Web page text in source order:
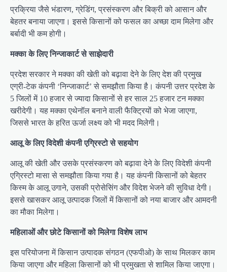
प्रक्रिया जैसे भंडारण, ग्रेडिंग, प्रसंस्करण और बिक्री को आसान और
बेहतर बनाया जाएगा। इससे किसानों को फसल का अच्छा दाम मिलेगा और
बर्बादी भी कम होगी।
मक्का के लिए निन्जाकार्ट से साझेदारी
प्रदेश सरकार ने मक्का की खेती को बढ़ावा देने के लिए देश की प्रमुख
एग्री-टेक कंपनी ‘निन्जाकार्ट’ से समझौता किया है। कंपनी उत्तर प्रदेश के
5 जिलों में 10 हजार से ज्यादा किसानों से हर साल 25 हजार टन मक्का
खरीदेगी। यह मक्का एथेनॉल बनाने वाली फैक्ट्रियों को भेजा जाएगा,
जिससे भारत के हरित ऊर्जा लक्ष्य को भी मदद मिलेगी।
आलू के लिए विदेशी कंपनी एग्रिस्टो से सहयोग
आलू की खेती और उसके प्रसंस्करण को बढ़ावा देने के लिए विदेशी कंपनी
एग्रिस्टो मासा से समझौता किया गया है। यह कंपनी किसानों को बेहतर
किस्म के आलू उगाने, उसकी प्रोसेसिंग और विदेश भेजने की सुविधा देगी।
इससे खासकर आलू उत्पादक जिलों में किसानों को नया बाजार और आमदनी
का मौका मिलेगा।
महिलाओं और छोटे किसानों को मिलेगा विशेष लाभ
इस परियोजना में किसान उत्पादक संगठन (एफपीओ) के साथ मिलकर काम
किया जाएगा और महिला किसानों को भी प्रमुखता से शामिल किया जाएगा।